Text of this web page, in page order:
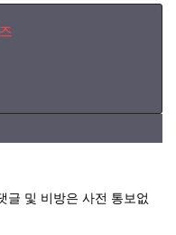
글 및 비방은 사전 통보없